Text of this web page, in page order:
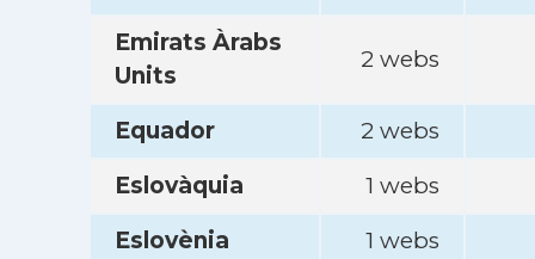
Emirats Àrabs
Units
2 webs
Equador
2 webs
Eslovàquia
1 webs
Eslovènia
1 webs